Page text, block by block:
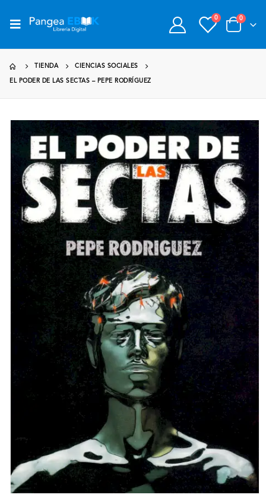
0 0
TIENDA CIENCIAS SOCIALES
EL PODER DE LAS SECTAS – PEPE RODRÍGUEZ